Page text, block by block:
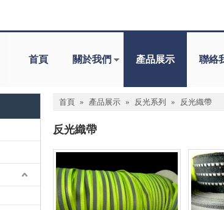
首頁 關於我們 產品展示 聯絡
首頁 » 產品展示 » 反光系列 » 反光織帶
反光織帶